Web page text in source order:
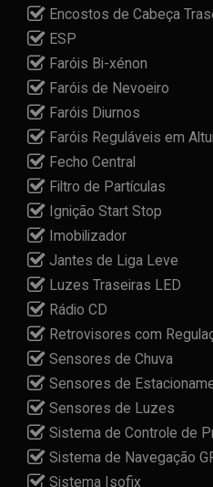
Encostos de Cabeça
ESP
Faróis Bi-xénon
Faróis de Nevoeiro
Faróis Diurnos
Faróis Reguláveis em
Fecho Central
Filtro de Partículas
Ignição Start Stop
Imobilizador
Jantes de Liga Leve
Luzes Traseiras LED
Rádio CD
Retrovisores com
Sensores de Chuva
Sensores de
Sensores de Luzes
Sistema de Controle de
Sistema de Navegação
Sistema Isofix